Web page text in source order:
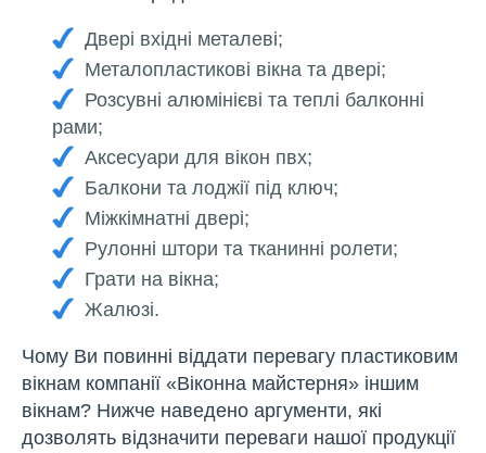
Двері вхідні металеві;
Металопластикові вікна та двері;
Розсувні алюмінієві та теплі балконні
рами;
Аксесуари для вікон пвх;
Балкони та лоджії під ключ;
Міжкімнатні двері;
Рулонні штори та тканинні ролети;
Грати на вікна;
Жалюзі.
Чому Ви повинні віддати перевагу пластиковим
вікнам компанії «Віконна майстерня» іншим
вікнам? Нижче наведено аргументи, які
дозволять відзначити переваги нашої продукції